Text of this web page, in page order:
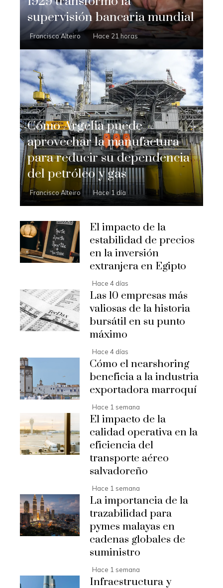
supervisión bancaria mundial
Francisco Alteiro Hace 21 horas
Cómo Argelia puede
aprovechar la manufactura
para reducir su dependencia
del petróleo y gas
Francisco Alteiro Hace 1 día
El impacto de la
estabilidad de precios
en la inversión
extranjera en Egipto
Hace 4 días
Las 10 empresas más
valiosas de la historia
bursátil en su punto
máximo
Hace 4 días
Cómo el nearshoring
beneficia a la industria
exportadora marroquí
Hace 1 semana
El impacto de la
calidad operativa en la
eficiencia del
transporte aéreo
salvadoreño
Hace 1 semana
La importancia de la
trazabilidad para
pymes malayas en
cadenas globales de
suministro
Hace 1 semana
Infraestructura y